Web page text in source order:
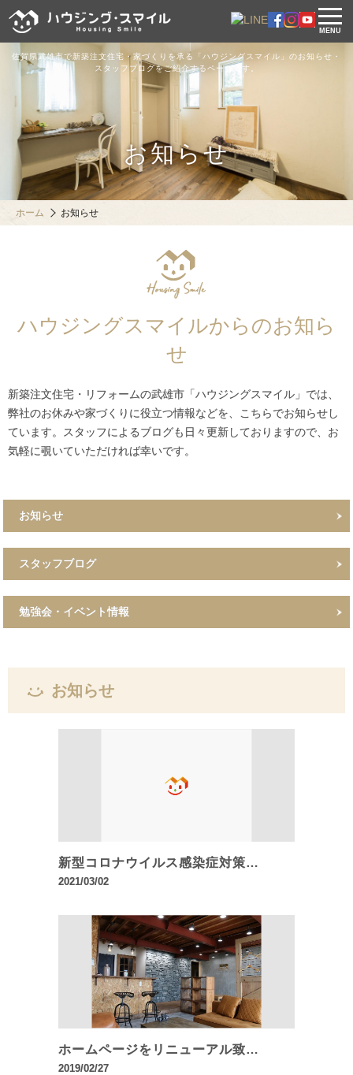
佐賀県武雄市で新築注文住宅・家づくりを承る「ハウジングスマイル」のお知らせ・
スタッフブログをご紹介するページです。
お知らせ
MENU
ホーム お知らせ
ハウジングスマイルからのお知ら
せ
新築注文住宅・リフォームの武雄市「ハウジングスマイル」では、
弊社のお休みや家づくりに役立つ情報などを、こちらでお知らせし
ています。スタッフによるブログも日々更新しておりますので、お
気軽に覗いていただければ幸いです。
お知らせ
スタッフブログ
勉強会・イベント情報
お知らせ
新型コロナウイルス感染症対策…
2021/03/02
ホームページをリニューアル致…
2019/02/27